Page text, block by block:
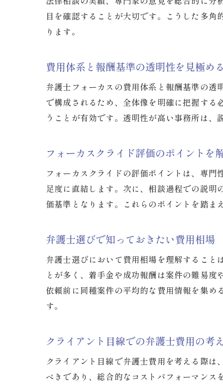
目を確認することが大切です。こうした多
ります。
費用体系と報酬基準の透明性を見極め
弁護士フォーカスの費用体系と報酬基準の
で構成されるため、全体像を明確に把握する
うことが有効です。透明性が高い事務所は、
フォーカスクライド評価のポイントを
フォーカスクライドの評価ポイントは、専
足度に直結します。次に、相談過程での説
価基準となります。これらのポイントを踏ま
弁護士選びで知っておきたい費用相場
弁護士選びにおいて費用相場を理解すること
とが多く、着手金や成功報酬は案件の難易
依頼前に同種案件の平均的な費用情報を集め
す。
クライアント目線での弁護士費用の考
クライアント目線で弁護士費用を考える際
べきであり、総合的なコストパフォーマン